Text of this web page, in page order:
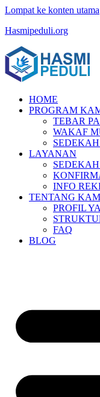
Lompat ke konten utama
Hasmipeduli.org
HOME
PROGRAM
TEBAR
WAKAF
LAYANAN
INFO
TENTANG
PROFIL
FAQ
BLOG